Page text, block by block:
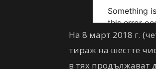
На 8 март 2018 г.
тираж на шестте
в тях продължават